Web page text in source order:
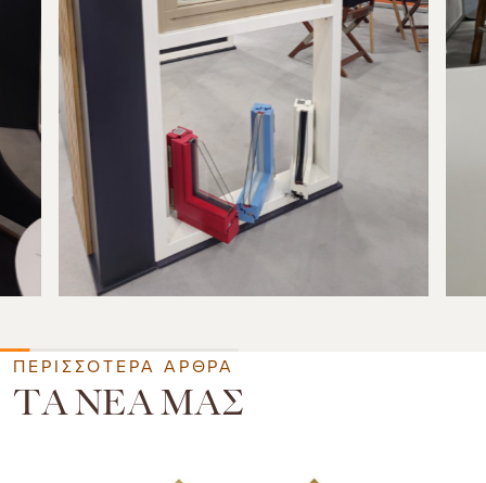
ΠΕΡΙΣΣΟΤΕΡΑ ΑΡΘΡΑ
ΤΑ ΝΕΑ ΜΑΣ